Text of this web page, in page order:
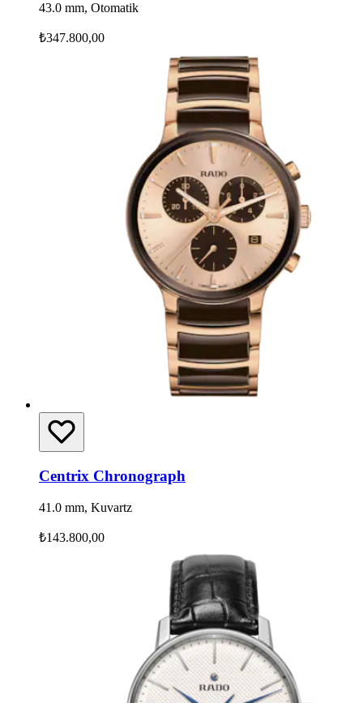
43.0 mm, Otomatik
₺347.800,00
Centrix Chronograph
41.0 mm, Kuvartz
₺143.800,00